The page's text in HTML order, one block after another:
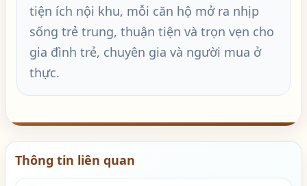
tiện ích nội khu, mỗi căn hộ mở ra nhịp
sống trẻ trung, thuận tiện và trọn vẹn cho
gia đình trẻ, chuyên gia và người mua ở
thực.
Thông tin liên quan